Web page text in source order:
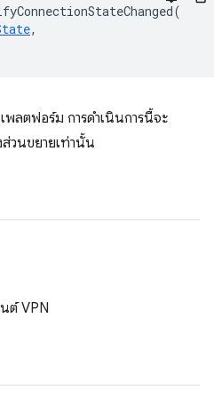
(
,
ลตฟอร์ม การดำเนินการนี้จะ
ส่วนขยายเท่านั้น
ต์ VPN